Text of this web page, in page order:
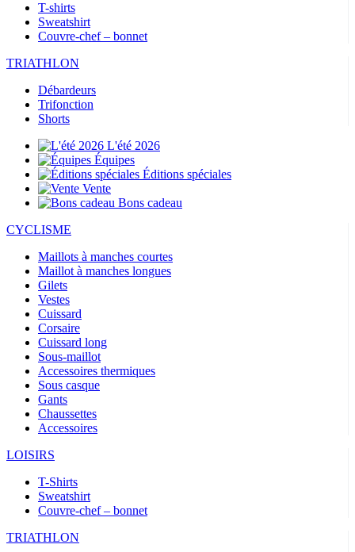
T-shirts
Sweatshirt
Couvre-chef – bonnet
TRIATHLON
Débardeurs
Trifonction
Shorts
L'été 2026
Équipes
Éditions spéciales
Vente
Bons cadeau
CYCLISME
Maillots à manches courtes
Maillot à manches longues
Gilets
Vestes
Cuissard
Corsaire
Cuissard long
Sous-maillot
Accessoires thermiques
Sous casque
Gants
Chaussettes
Accessoires
LOISIRS
T-Shirts
Sweatshirt
Couvre-chef – bonnet
TRIATHLON